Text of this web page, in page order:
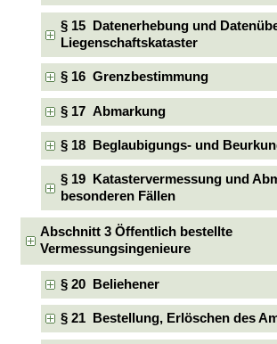
§ 15 Datenerhebung und
Liegenschaftskataster
§ 16 Grenzbestimmung
§ 17 Abmarkung
§ 18 Beglaubigungs- und
§ 19 Katastervermessung und
besonderen Fällen
Abschnitt 3 Öffentlich bestellte
Vermessungsingenieure
§ 20 Beliehener
§ 21 Bestellung, Erlöschen des